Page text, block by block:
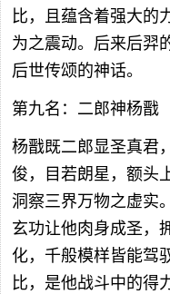
比，且蕴含着强大的
为之震动。后来后羿
后世传颂的神话。
第九名：二郎神杨戬
杨戬既二郎显圣真君
俊，目若朗星，额头
洞察三界万物之虚实
玄功让他肉身成圣，
化，千般模样皆能驾
比，是他战斗中的得